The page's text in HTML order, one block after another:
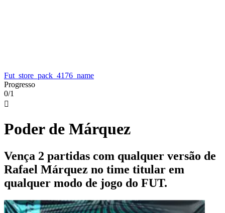
Fut_store_pack_4176_name
Progresso
0/1

Poder de Márquez
Vença 2 partidas com qualquer versão de
Rafael Márquez no time titular em
qualquer modo de jogo do FUT.